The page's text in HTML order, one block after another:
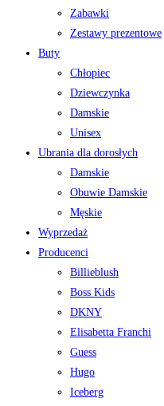
Zabawki
Zestawy prezentowe
Buty
Chłopiec
Dziewczynka
Damskie
Unisex
Ubrania dla dorosłych
Damskie
Obuwie Damskie
Męskie
Wyprzedaż
Producenci
Billieblush
Boss Kids
DKNY
Elisabetta Franchi
Guess
Hugo
Iceberg